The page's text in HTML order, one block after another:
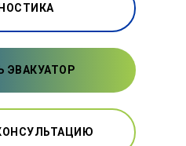
ЭВАКУАТОР